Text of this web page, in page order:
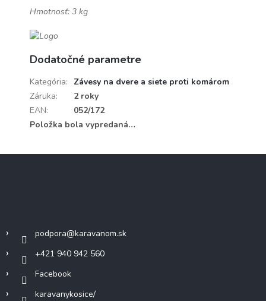
Hmotnosť: 3 kg
Dodatočné parametre
Kategória:
Závesy na dvere a siete proti komárom
Záruka:
2 roky
EAN:
052/172
Položka bola vypredaná…
podpora@karavanom.sk
+421 940 942 560
Facebook
karavanykosice/